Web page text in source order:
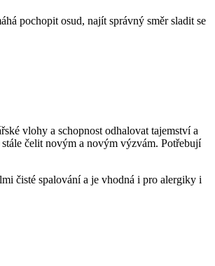
pochopit osud, najít správný směr sladit se
vlohy a schopnost odhalovat tajemství a
čelit novým a novým výzvám. Potřebují
čisté spalování a je vhodná i pro alergiky i